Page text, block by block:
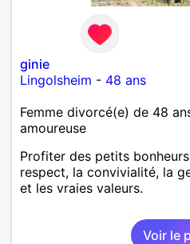
ginie
Lingolsheim - 48 ans
Femme divorcé(e) de 48
amoureuse
Profiter des petits
respect, la convivialité, la
et les vraies valeurs.
Voir le